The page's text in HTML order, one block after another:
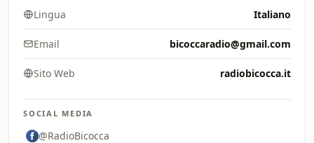
Lingua Italiano
Email bicoccaradio@gmail.com
Sito Web radiobicocca.it
SOCIAL MEDIA
@RadioBicocca